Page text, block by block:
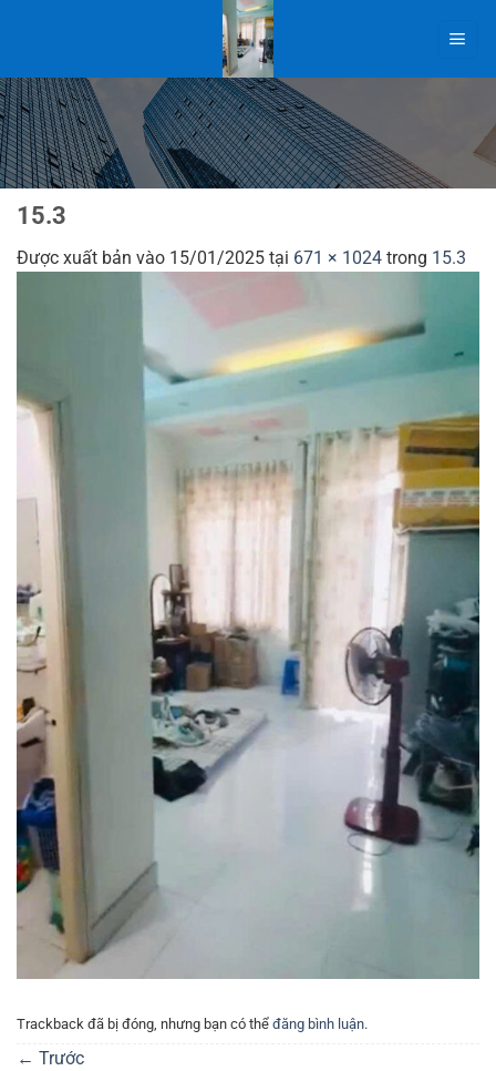
dung
15.3
Được xuất bản vào 15/01/2025 tại 671 × 1024 trong 15.3
Trackback đã bị đóng, nhưng bạn có thể đăng bình luận.
← Trước